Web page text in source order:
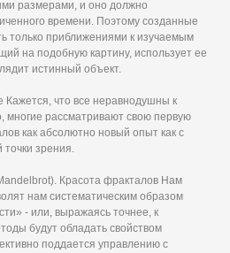
размерами, и оно должно
времени. Поэтому созданные
только приближениями к изучаемым
на подобную картину, использует ее
истинный объект.
что все неравнодушны к
многие рассматривают свою первую
как абсолютно новый опыт как с
точки зрения.
Красота фракталов Нам
нам систематическим образом
- или, выражаясь точнее, к
будут обладать свойством
поддается управлению с